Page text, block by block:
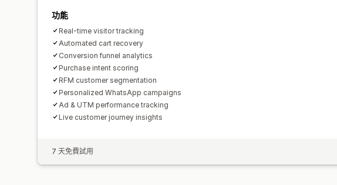
功能
Real-time visitor tracking
Automated cart recovery
Conversion funnel analytics
Purchase intent scoring
RFM customer segmentation
Personalized WhatsApp campaigns
Ad & UTM performance tracking
Live customer journey insights
7 天免費試用